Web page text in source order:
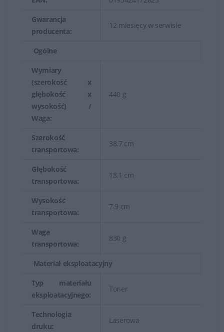
Gwarancja
producenta:
12 miesięcy w serwisie
Ogólne
Wymiary
(szerokość x
głębokość x
wysokość) /
Waga:
440 g
Szerokość
transportowa:
38.7 cm
Głębokość
transportowa:
18.1 cm
Wysokość
transportowa:
7.9 cm
Waga
transportowa:
830 g
Materiał eksploatacyjny
Typ materiału
eksploatacyjnego:
Toner
Technologia
druku:
Laserowa